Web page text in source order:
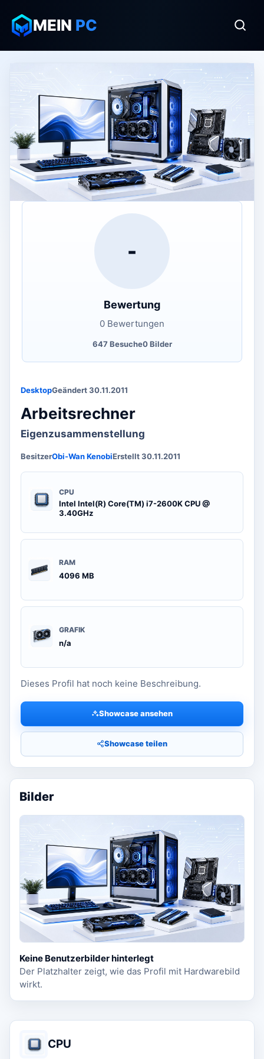
MEIN PC
DesktopGeändert 30.11.2011
Arbeitsrechner
Eigenzusammenstellung
BesitzerObi-Wan KenobiErstellt 30.11.2011
CPU
Intel Intel(R) Core(TM) i7-2600K CPU @
3.40GHz
RAM
4096 MB
GRAFIK
n/a
Dieses Profil hat noch keine Beschreibung.
Showcase ansehen
Showcase teilen
-
Bewertung
0 Bewertungen
647 Besuche0 Bilder
Bilder
Keine Benutzerbilder hinterlegt
Der Platzhalter zeigt, wie das Profil mit Hardwarebild
wirkt.
CPU